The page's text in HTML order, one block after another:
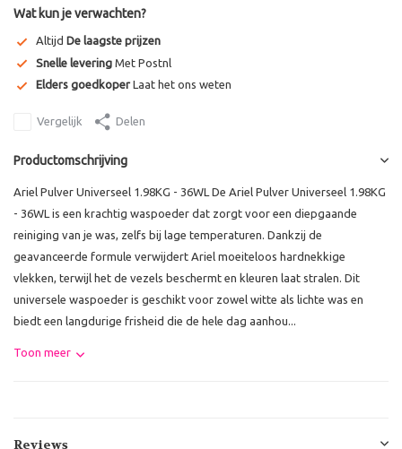
Wat kun je verwachten?
Altijd De laagste prijzen
Snelle levering Met Postnl
Elders goedkoper Laat het ons weten
Vergelijk Delen
Productomschrijving
Ariel Pulver Universeel 1.98KG - 36WL De Ariel Pulver Universeel 1.98KG
- 36WL is een krachtig waspoeder dat zorgt voor een diepgaande
reiniging van je was, zelfs bij lage temperaturen. Dankzij de
geavanceerde formule verwijdert Ariel moeiteloos hardnekkige
vlekken, terwijl het de vezels beschermt en kleuren laat stralen. Dit
universele waspoeder is geschikt voor zowel witte als lichte was en
biedt een langdurige frisheid die de hele dag aanhou...
Toon meer
Reviews